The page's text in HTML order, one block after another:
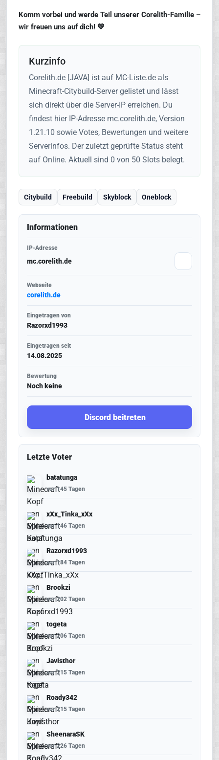
Komm vorbei und werde Teil unserer Corelith-Familie –
wir freuen uns auf dich! 💚
Kurzinfo
Corelith.de [JAVA] ist auf MC-Liste.de als
Minecraft-Citybuild-Server gelistet und lässt
sich direkt über die Server-IP erreichen. Du
findest hier IP-Adresse mc.corelith.de, Version
1.21.10 sowie Votes, Bewertungen und weitere
Serverinfos. Der zuletzt geprüfte Status steht
auf Online. Aktuell sind 0 von 50 Slots belegt.
Citybuild Freebuild Skyblock Oneblock
Informationen
IP-Adresse
mc.corelith.de
Webseite
corelith.de
Eingetragen von
Razorxd1993
Eingetragen seit
14.08.2025
Bewertung
Noch keine
Discord beitreten
Letzte Voter
batatunga
vor 145 Tagen
xXx_Tinka_xXx
vor 146 Tagen
Razorxd1993
vor 184 Tagen
Brookzi
vor 202 Tagen
togeta
vor 206 Tagen
Javisthor
vor 215 Tagen
Roady342
vor 215 Tagen
SheenaraSK
vor 226 Tagen